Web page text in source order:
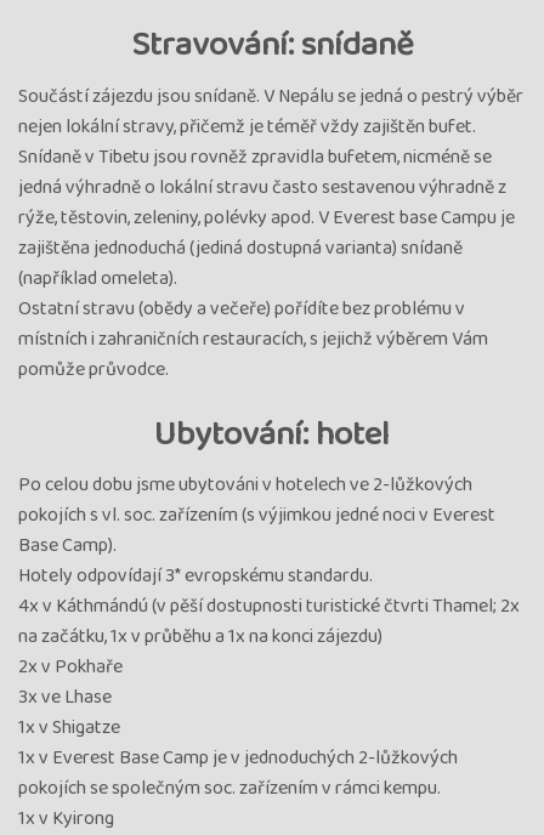
Stravování: snídaně
Součástí zájezdu jsou snídaně. V Nepálu se jedná o pestrý výběr
nejen lokální stravy, přičemž je téměř vždy zajištěn bufet.
Snídaně v Tibetu jsou rovněž zpravidla bufetem, nicméně se
jedná výhradně o lokální stravu často sestavenou výhradně z
rýže, těstovin, zeleniny, polévky apod. V Everest base Campu je
zajištěna jednoduchá (jediná dostupná varianta) snídaně
(například omeleta).
Ostatní stravu (obědy a večeře) pořídíte bez problému v
místních i zahraničních restauracích, s jejichž výběrem Vám
pomůže průvodce.
Ubytování: hotel
Po celou dobu jsme ubytováni v hotelech ve 2-lůžkových
pokojích s vl. soc. zařízením (s výjimkou jedné noci v Everest
Base Camp).
Hotely odpovídají 3* evropskému standardu.
4x v Káthmándú (v pěší dostupnosti turistické čtvrti Thamel; 2x
na začátku, 1x v průběhu a 1x na konci zájezdu)
2x v Pokhaře
3x ve Lhase
1x v Shigatze
1x v Everest Base Camp je v jednoduchých 2-lůžkových
pokojích se společným soc. zařízením v rámci kempu.
1x v Kyirong